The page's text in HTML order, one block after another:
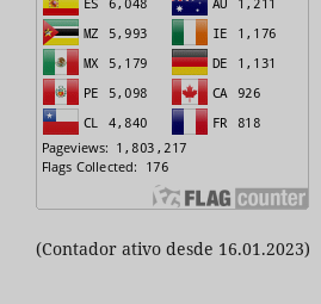
(Contador ativo desde 16.01.2023)